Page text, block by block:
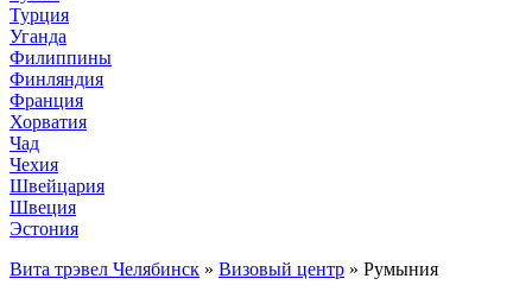
Турция
Уганда
Филиппины
Финляндия
Франция
Хорватия
Чад
Чехия
Швейцария
Швеция
Эстония
Вита трэвел Челябинск » Визовый центр » Румыния